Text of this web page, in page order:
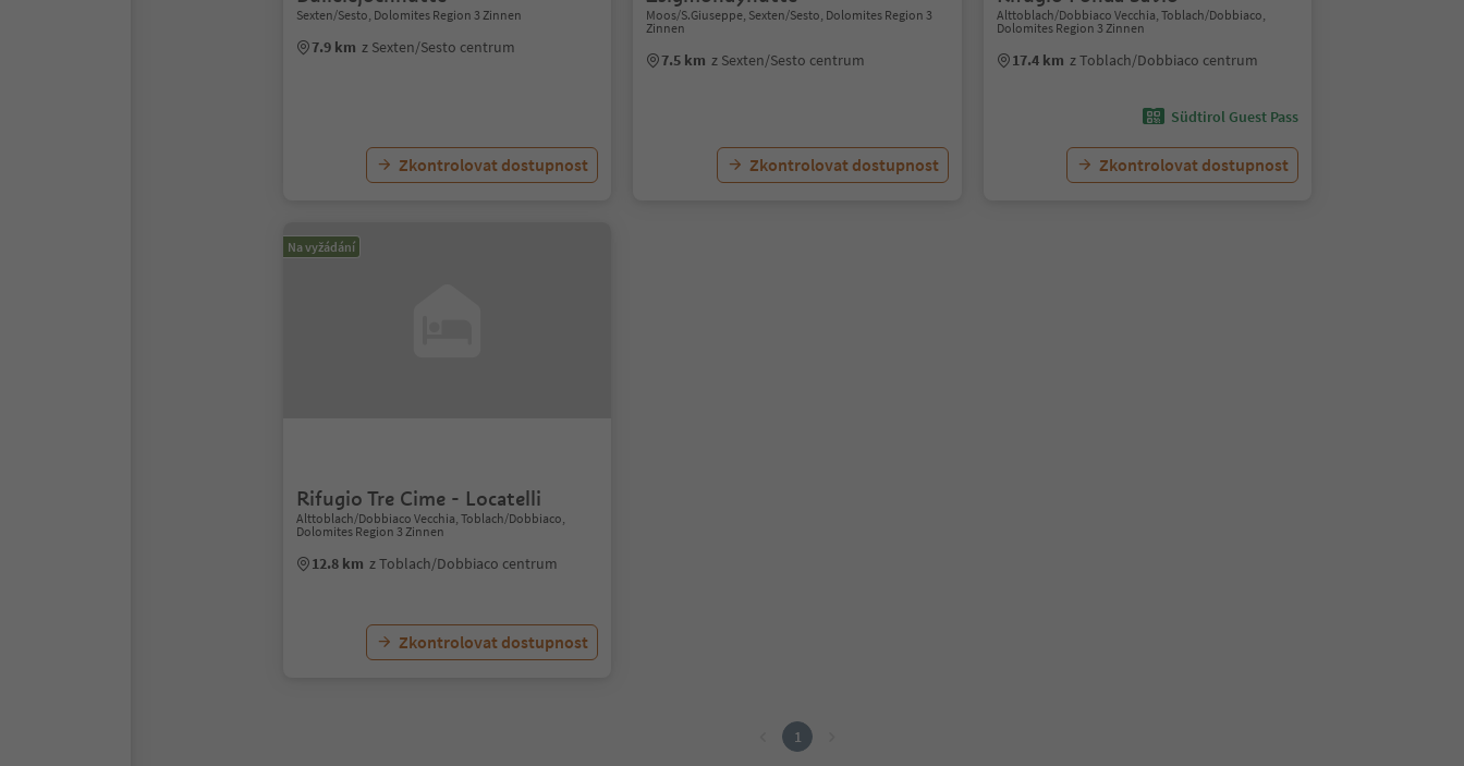
Sexten/Sesto, Dolomites Region 3 Zinnen
7.9 km z Sexten/Sesto centrum
Zkontrolovat dostupnost
Moos/S.Giuseppe, Sexten/Sesto, Dolomites Region 3
Zinnen
7.5 km z Sexten/Sesto centrum
Zkontrolovat dostupnost
Alttoblach/Dobbiaco Vecchia, Toblach/Dobbiaco,
Dolomites Region 3 Zinnen
17.4 km z Toblach/Dobbiaco centrum
Südtirol Guest Pass
Zkontrolovat dostupnost
Na vyžádání
Rifugio Tre Cime - Locatelli
Alttoblach/Dobbiaco Vecchia, Toblach/Dobbiaco,
Dolomites Region 3 Zinnen
12.8 km z Toblach/Dobbiaco centrum
Zkontrolovat dostupnost
1